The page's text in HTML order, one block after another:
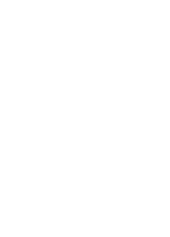
aggiuntiva Assistenza
RICHIESTE